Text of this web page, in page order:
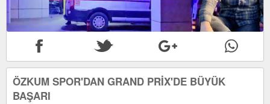
ÖZKUM SPOR'DAN GRAND PRİX'DE BÜYÜK
BAŞARI